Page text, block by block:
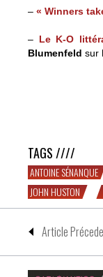
– « Winners
– Le K-O
Blumenfeld sur
TAGS ////
ANTOINE SÉNANQUE
JOHN HUSTON
Article